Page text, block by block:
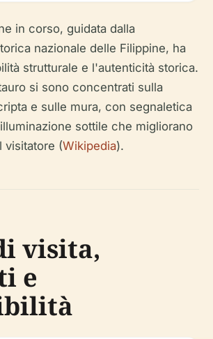
in corso, guidata dalla
nazionale delle Filippine, ha
strutturale e l'autenticità storica.
si sono concentrati sulla
e sulle mura, con segnaletica
sottile che migliorano
visitatore (Wikipedia).
visita,
e